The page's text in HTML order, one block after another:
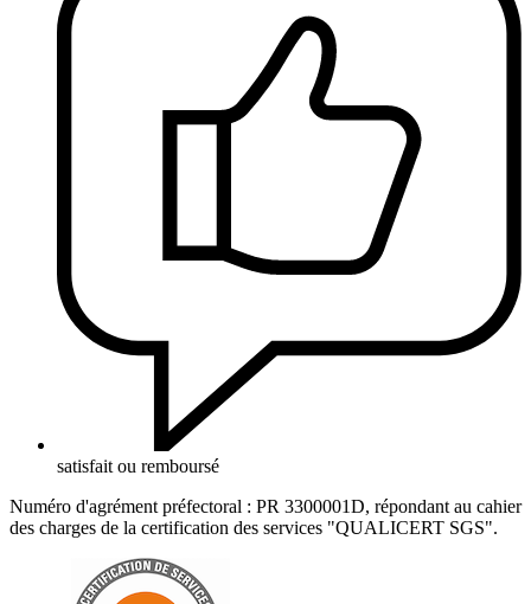
satisfait ou remboursé
Numéro d'agrément préfectoral : PR 3300001D, répondant au cahier
des charges de la certification des services "QUALICERT SGS".